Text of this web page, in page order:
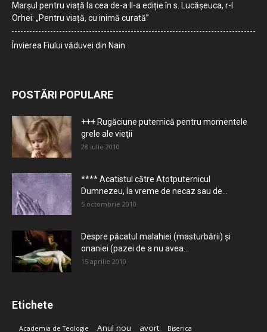
Marșul pentru viață la cea de-a II-a ediție în s. Lucășeuca, r-l
Orhei: „Pentru viață, cu inimă curată”
Învierea Fiului văduvei din Nain
POSTĂRI POPULARE
+++ Rugăciune puternică pentru momentele
grele ale vieţii
28 iulie 2010
**** Acatistul către Atotputernicul
Dumnezeu, la vreme de necaz sau de...
5 octombrie 2010
Despre păcatul malahiei (masturbării) şi
onaniei (pazei de a nu avea...
15 aprilie 2010
Etichete
Academia de Teologie Anul nou avort Biserica